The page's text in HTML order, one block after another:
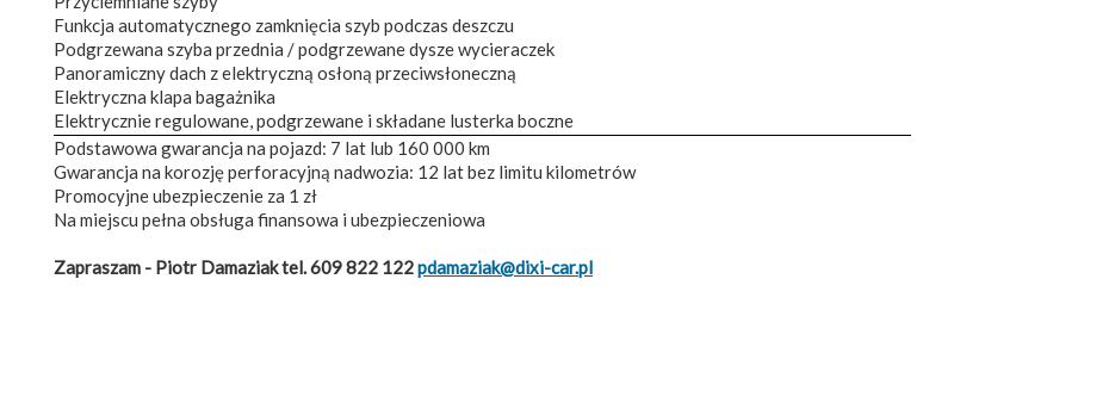
Funkcja automatycznego zamknięcia szyb podczas deszczu
Podgrzewana szyba przednia / podgrzewane dysze wycieraczek
Panoramiczny dach z elektryczną osłoną przeciwsłoneczną
Elektryczna klapa bagażnika
Elektrycznie regulowane, podgrzewane i składane lusterka boczne
Podstawowa gwarancja na pojazd: 7 lat lub 160 000 km
Gwarancja na korozję perforacyjną nadwozia: 12 lat bez limitu kilometrów
Promocyjne ubezpieczenie za 1 zł
Na miejscu pełna obsługa finansowa i ubezpieczeniowa
Zapraszam - Piotr Damaziak tel. 609 822 122pdamaziak@dixi-car.pl